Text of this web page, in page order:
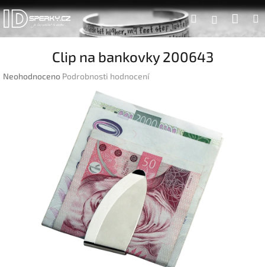
Přejít
na
obsah
Hledat
Clip na bankovky 200643
Průměrné
Neohodnoceno Podrobnosti hodnocení